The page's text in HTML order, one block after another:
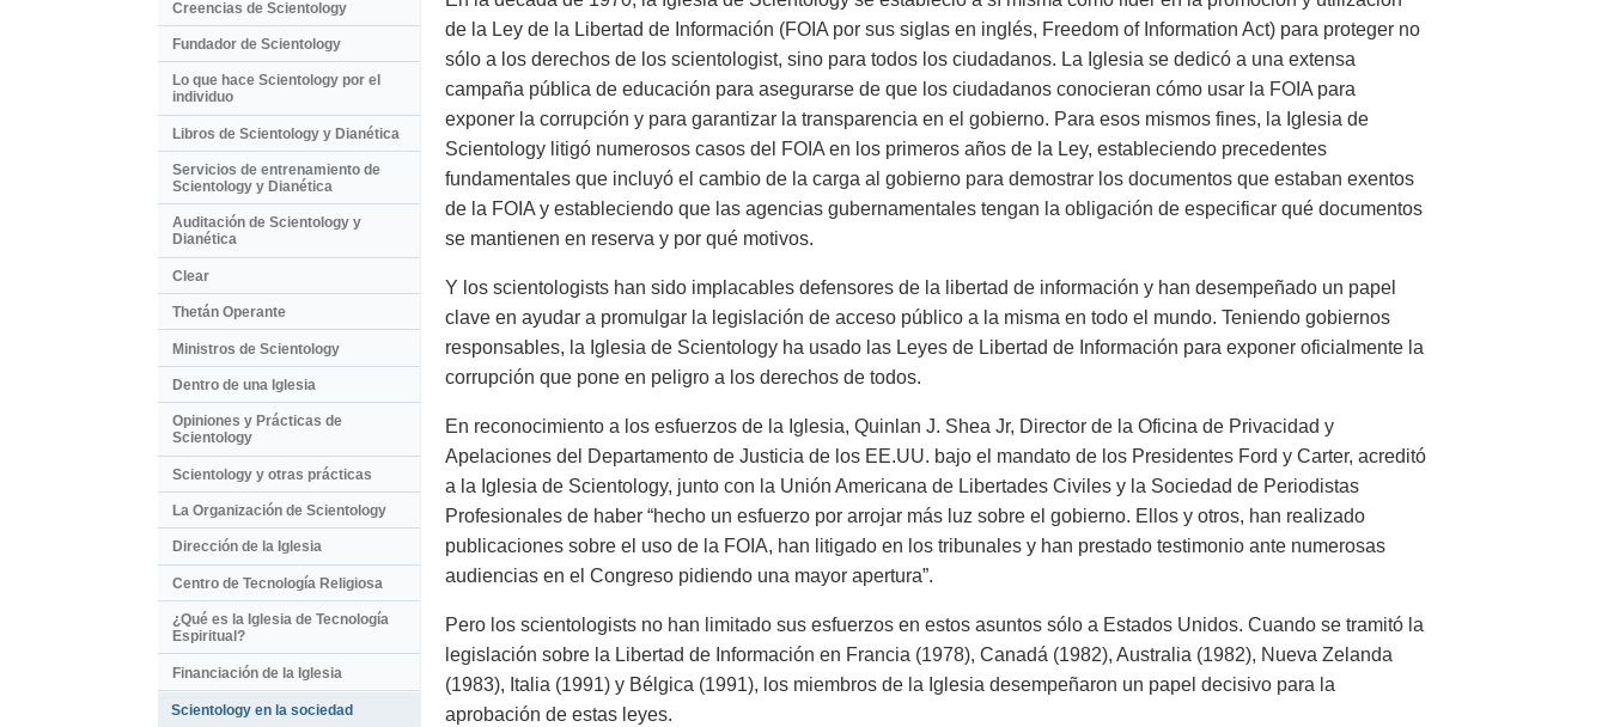
de la Ley de la Libertad de Información (FOIA por sus siglas en inglés, Freedom of Information Act) para proteger no
sólo a los derechos de los scientologist, sino para todos los ciudadanos. La Iglesia se dedicó a una extensa
campaña pública de educación para asegurarse de que los ciudadanos conocieran cómo usar la FOIA para
exponer la corrupción y para garantizar la transparencia en el gobierno. Para esos mismos fines, la Iglesia de
Scientology litigó numerosos casos del FOIA en los primeros años de la Ley, estableciendo precedentes
fundamentales que incluyó el cambio de la carga al gobierno para demostrar los documentos que estaban exentos
de la FOIA y estableciendo que las agencias gubernamentales tengan la obligación de especificar qué documentos
se mantienen en reserva y por qué motivos.
Y los scientologists han sido implacables defensores de la libertad de información y han desempeñado un papel
clave en ayudar a promulgar la legislación de acceso público a la misma en todo el mundo. Teniendo gobiernos
responsables, la Iglesia de Scientology ha usado las Leyes de Libertad de Información para exponer oficialmente la
corrupción que pone en peligro a los derechos de todos.
En reconocimiento a los esfuerzos de la Iglesia, Quinlan J. Shea Jr, Director de la Oficina de Privacidad y
Apelaciones del Departamento de Justicia de los EE.UU. bajo el mandato de los Presidentes Ford y Carter, acreditó
a la Iglesia de Scientology, junto con la Unión Americana de Libertades Civiles y la Sociedad de Periodistas
Profesionales de haber “hecho un esfuerzo por arrojar más luz sobre el gobierno. Ellos y otros, han realizado
publicaciones sobre el uso de la FOIA, han litigado en los tribunales y han prestado testimonio ante numerosas
audiencias en el Congreso pidiendo una mayor apertura”.
Pero los scientologists no han limitado sus esfuerzos en estos asuntos sólo a Estados Unidos. Cuando se tramitó la
legislación sobre la Libertad de Información en Francia (1978), Canadá (1982), Australia (1982), Nueva Zelanda
(1983), Italia (1991) y Bélgica (1991), los miembros de la Iglesia desempeñaron un papel decisivo para la
aprobación de estas leyes.
Creencias de Scientology
Fundador de Scientology
Lo que hace Scientology por el
individuo
Libros de Scientology y Dianética
Servicios de entrenamiento de
Scientology y Dianética
Auditación de Scientology y
Dianética
Clear
Thetán Operante
Ministros de Scientology
Dentro de una Iglesia
Opiniones y Prácticas de
Scientology
Scientology y otras prácticas
La Organización de Scientology
Dirección de la Iglesia
Centro de Tecnología Religiosa
¿Qué es la Iglesia de Tecnología
Espiritual?
Financiación de la Iglesia
Scientology en la sociedad